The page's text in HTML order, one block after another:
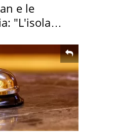
e le
"L'isola